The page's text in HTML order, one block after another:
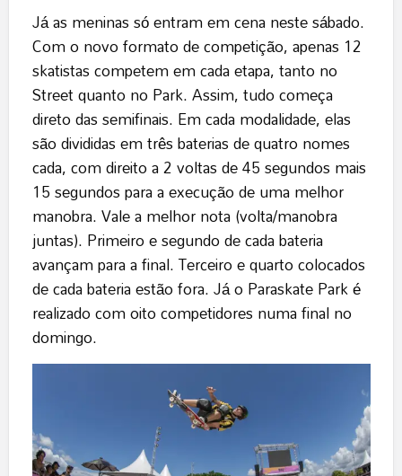
Já as meninas só entram em cena neste sábado.
Com o novo formato de competição, apenas 12
skatistas competem em cada etapa, tanto no
Street quanto no Park. Assim, tudo começa
direto das semifinais. Em cada modalidade, elas
são divididas em três baterias de quatro nomes
cada, com direito a 2 voltas de 45 segundos mais
15 segundos para a execução de uma melhor
manobra. Vale a melhor nota (volta/manobra
juntas). Primeiro e segundo de cada bateria
avançam para a final. Terceiro e quarto colocados
de cada bateria estão fora. Já o Paraskate Park é
realizado com oito competidores numa final no
domingo.